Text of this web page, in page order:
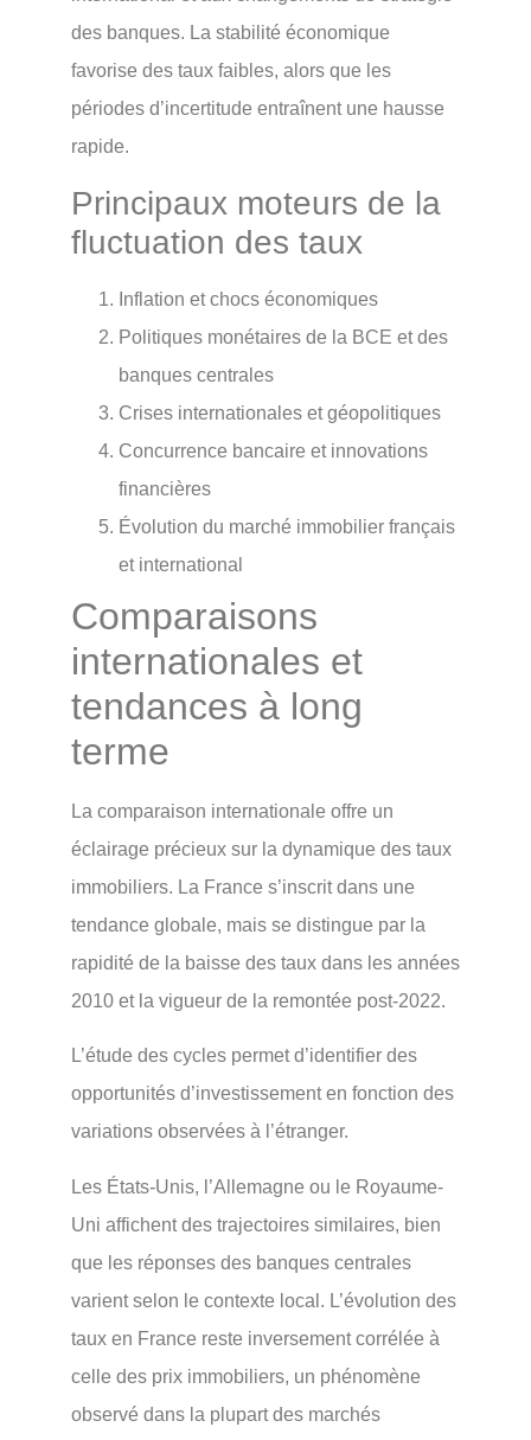
des banques. La stabilité économique
favorise des taux faibles, alors que les
périodes d’incertitude entraînent une hausse
rapide.
Principaux moteurs de la
fluctuation des taux
Inflation et chocs économiques
Politiques monétaires de la BCE et des
banques centrales
Crises internationales et géopolitiques
Concurrence bancaire et innovations
financières
Évolution du marché immobilier français
et international
Comparaisons
internationales et
tendances à long
terme
La comparaison internationale offre un
éclairage précieux sur la dynamique des taux
immobiliers. La France s’inscrit dans une
tendance globale, mais se distingue par la
rapidité de la baisse des taux dans les années
2010 et la vigueur de la remontée post-2022.
L’étude des cycles permet d’identifier des
opportunités d’investissement en fonction des
variations observées à l’étranger.
Les États-Unis, l’Allemagne ou le Royaume-
Uni affichent des trajectoires similaires, bien
que les réponses des banques centrales
varient selon le contexte local. L’évolution des
taux en France reste inversement corrélée à
celle des prix immobiliers, un phénomène
observé dans la plupart des marchés